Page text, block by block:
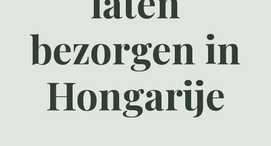
bezorgen in
Hongarije